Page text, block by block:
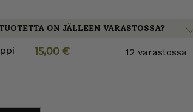
ON JÄLLEEN VARASTOSSA?
15,00 € 12 varastossa